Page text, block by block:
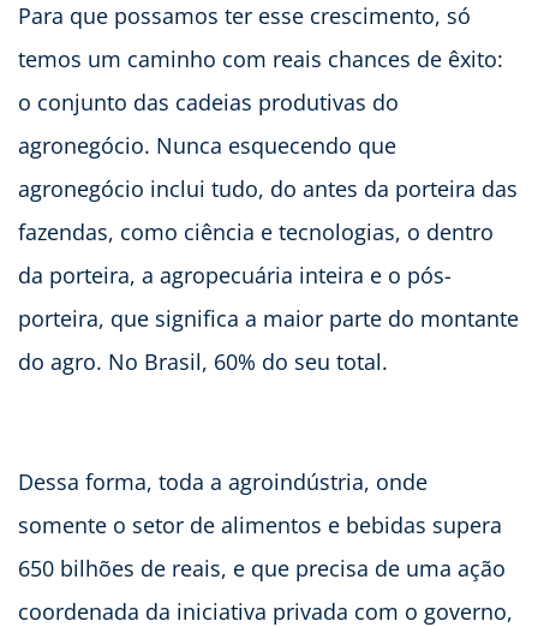
Para que possamos ter esse crescimento, só
temos um caminho com reais chances de êxito:
o conjunto das cadeias produtivas do
agronegócio. Nunca esquecendo que
agronegócio inclui tudo, do antes da porteira das
fazendas, como ciência e tecnologias, o dentro
da porteira, a agropecuária inteira e o pós-
porteira, que significa a maior parte do montante
do agro. No Brasil, 60% do seu total.
Dessa forma, toda a agroindústria, onde
somente o setor de alimentos e bebidas supera
650 bilhões de reais, e que precisa de uma ação
coordenada da iniciativa privada com o governo,